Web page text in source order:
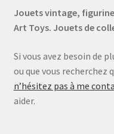
Jouets vintage,
Art Toys. Jouets de
Si vous avez besoin de
ou que vous recherchez
n’hésitez pas à me
aider.